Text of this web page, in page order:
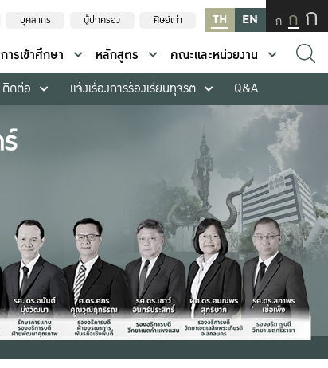
บุคลากร ผู้ปกครอง ศิษย์เก่า TH EN ก ก ก
การเข้าศึกษา หลักสูตร
คณะและหน่วยงาน
ติดต่อ แจ้งเรื่องการร้องเรียนทุจริต Q&A